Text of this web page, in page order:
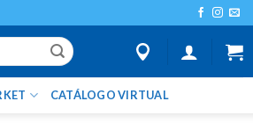
CATÁLOGO VIRTUAL